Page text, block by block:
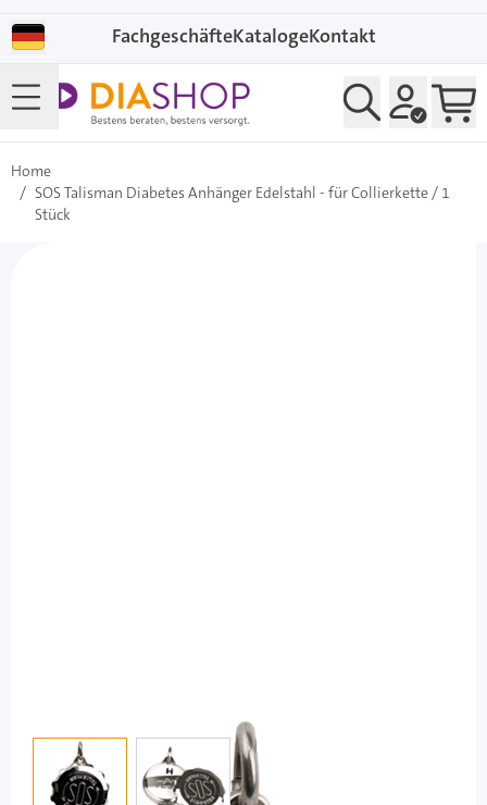
FachgeschäfteKatalogeKontakt
Home
/ SOS Talisman Diabetes Anhänger Edelstahl - für Collierkette / 1
Stück
View larger imageView larger image